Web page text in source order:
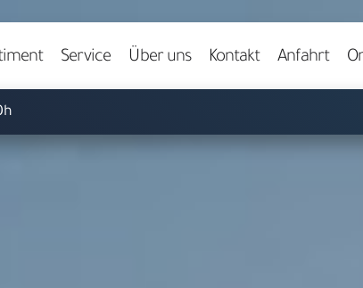
Service Über uns Kontakt Anfahrt
Video starten